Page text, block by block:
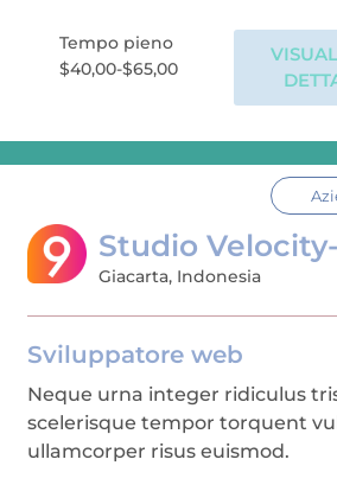
Tempo pieno
$40,00-$65,00
Studio
Giacarta, Indonesia
Sviluppatore web
Neque urna integer ridiculus
scelerisque tempor torquent
ullamcorper risus euismod.